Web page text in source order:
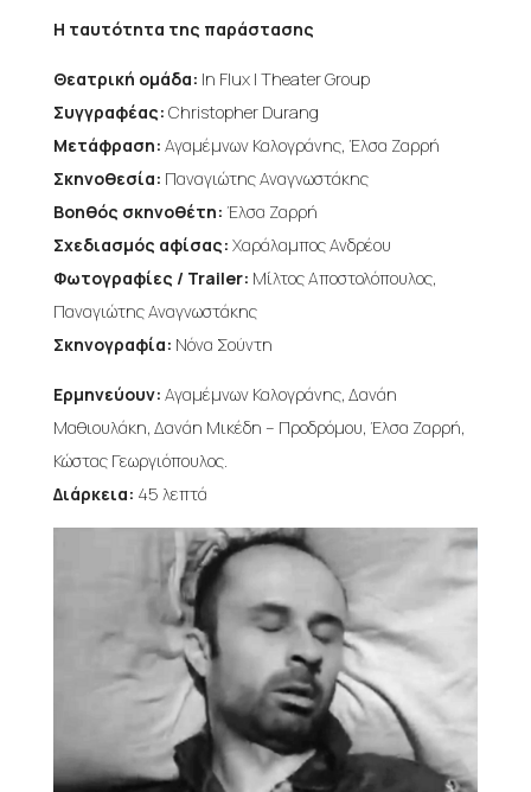
Η ταυτότητα της παράστασης
Θεατρική ομάδα: In Flux | Theater Group
Συγγραφέας: Christopher Durang
Μετάφραση: Αγαμέμνων Καλογράνης, Έλσα Ζαρρή
Σκηνοθεσία: Παναγιώτης Αναγνωστάκης
Βοηθός σκηνοθέτη: Έλσα Ζαρρή
Σχεδιασμός αφίσας: Χαράλαμπος Ανδρέου
Φωτογραφίες / Trailer: Μίλτος Αποστολόπουλος,
Παναγιώτης Αναγνωστάκης
Σκηνογραφία: Νόνα Σούντη
Ερμηνεύουν: Αγαμέμνων Καλογράνης, Δανάη
Μαθιουλάκη, Δανάη Μικέδη – Προδρόμου, Έλσα Ζαρρή,
Κώστας Γεωργιόπουλος.
Διάρκεια: 45 λεπτά